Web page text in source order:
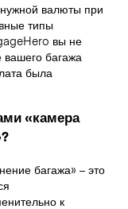
валюты при
типы
вы не
вашего багажа
была
«камера
багажа» – это
к